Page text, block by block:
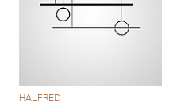
HALFRED